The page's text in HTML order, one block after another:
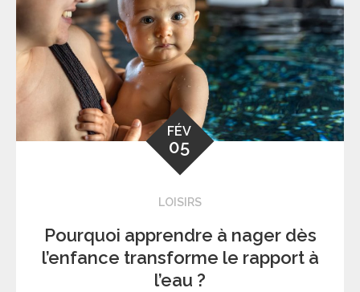
FÉV
05
LOISIRS
Pourquoi apprendre à nager dès
l’enfance transforme le rapport à
l’eau ?